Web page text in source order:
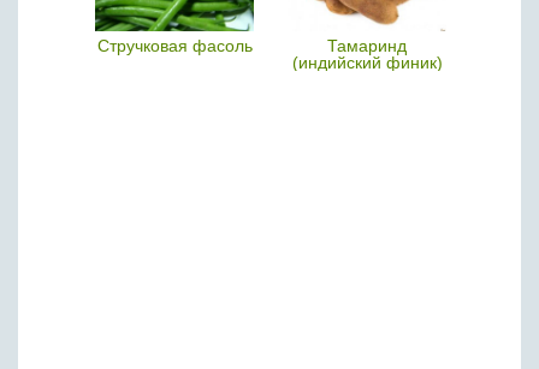
Стручковая фасоль
Тамаринд
(индийский финик)